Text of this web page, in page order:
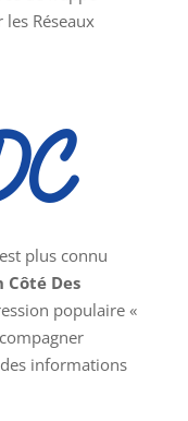
Réseaux
plus connu
Côté Des
populaire «
informations